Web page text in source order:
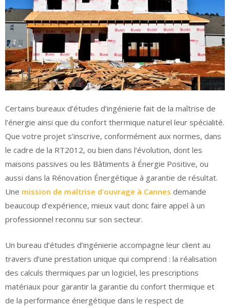
Certains bureaux d’études d’ingénierie fait de la maîtrise de
l’énergie ainsi que du confort thermique naturel leur spécialité.
Que votre projet s’inscrive, conformément aux normes, dans
le cadre de la RT2012, ou bien dans l’évolution, dont les
maisons passives ou les Bâtiments à Énergie Positive, ou
aussi dans la Rénovation Énergétique à garantie de résultat.
Une mission de maîtrise d’ouvrage à Cannes demande
beaucoup d’expérience, mieux vaut donc faire appel à un
professionnel reconnu sur son secteur.
Un bureau d’études d’ingénierie accompagne leur client au
travers d’une prestation unique qui comprend : la réalisation
des calculs thermiques par un logiciel, les prescriptions
matériaux pour garantir la garantie du confort thermique et
de la performance énergétique dans le respect de